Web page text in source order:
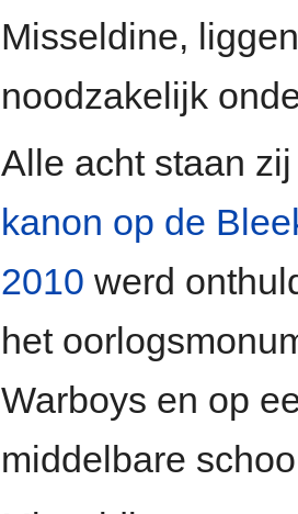
Misseldine,
noodzakelijk
Alle acht staan
kanon op de
2010 werd
het
Warboys en op
middelbare